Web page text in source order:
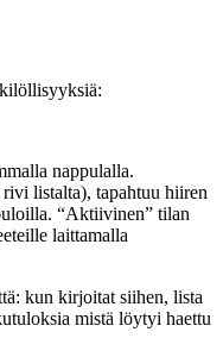
nappulalla.
listalta), tapahtuu hiiren
“Aktiivinen” tilan
laittamalla
kun kirjoitat siihen, lista
mistä löytyi haettu